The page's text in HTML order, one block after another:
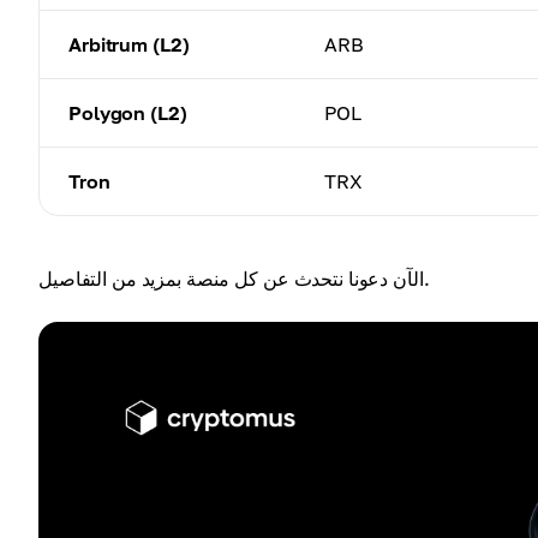
Arbitrum (L2) ARB
Polygon (L2) POL
Tron TRX
الآن دعونا نتحدث عن كل منصة بمزيد من التفاصيل.